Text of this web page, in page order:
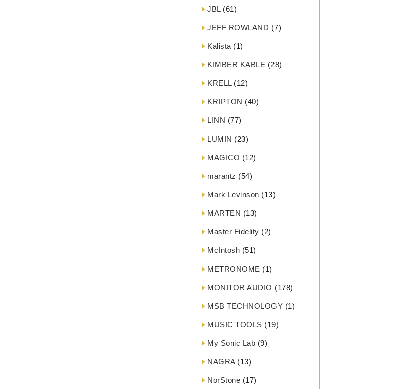
JBL(61)
JEFF ROWLAND (7)
Kalista (1)
KIMBER KABLE (28)
KRELL(12)
KRIPTON (40)
LINN (77)
LUMIN (23)
MAGICO (12)
marantz (54)
Mark Levinson (13)
MARTEN (13)
Master Fidelity (2)
McIntosh (51)
METRONOME (1)
MONITOR AUDIO (178)
MSB TECHNOLOGY (1)
MUSIC TOOLS (19)
My Sonic Lab (9)
NAGRA(13)
NorStone (17)